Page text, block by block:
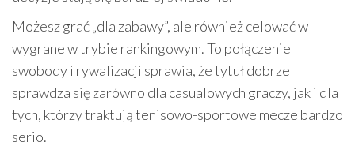
Możesz grać „dla zabawy”, ale również celować w
wygrane w trybie rankingowym. To połączenie
swobody i rywalizacji sprawia, że tytuł dobrze
sprawdza się zarówno dla casualowych graczy, jak i dla
tych, którzy traktują tenisowo-sportowe mecze bardzo
serio.